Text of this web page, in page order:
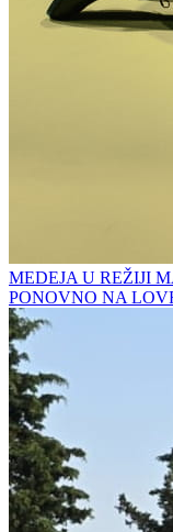
MEDEJA U REŽIJI
PONOVNO NA